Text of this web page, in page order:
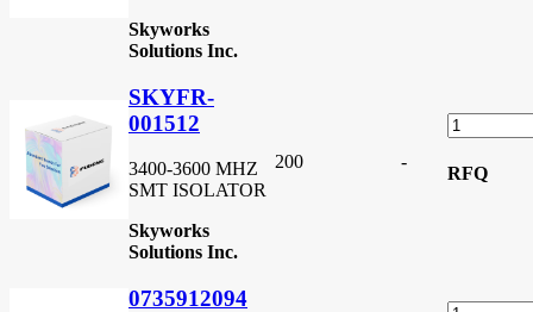
Skyworks
Solutions Inc.
SKYFR-
001512
3400-3600 MHZ
SMT ISOLATOR
Skyworks
Solutions Inc.
200 -
RFQ
0735912094